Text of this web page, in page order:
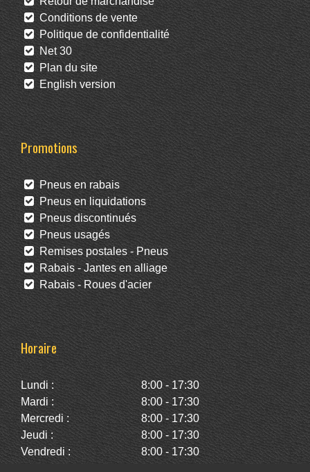
Conditions de vente
Politique de confidentialité
Net 30
Plan du site
English version
Promotions
Pneus en rabais
Pneus en liquidations
Pneus discontinués
Pneus usagés
Remises postales - Pneus
Rabais - Jantes en alliage
Rabais - Roues d'acier
Horaire
Lundi :
8:00 - 17:30
Mardi :
8:00 - 17:30
Mercredi :
8:00 - 17:30
Jeudi :
8:00 - 17:30
Vendredi :
8:00 - 17:30